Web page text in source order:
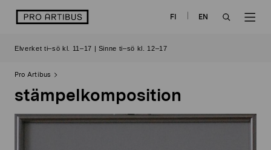
logo FI
EN
Elverket ti–sö kl. 11–17 | Sinne ti–sö kl. 12–17
Pro Artibus
stämpelkomposition